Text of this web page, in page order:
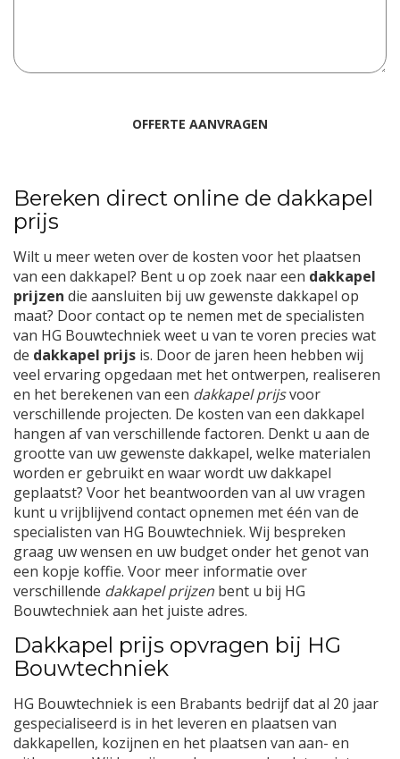
Bereken direct online de dakkapel
prijs
Wilt u meer weten over de kosten voor het plaatsen
van een dakkapel? Bent u op zoek naar een dakkapel
prijzen die aansluiten bij uw gewenste dakkapel op
maat? Door contact op te nemen met de specialisten
van HG Bouwtechniek weet u van te voren precies wat
de dakkapel prijs is. Door de jaren heen hebben wij
veel ervaring opgedaan met het ontwerpen, realiseren
en het berekenen van een dakkapel prijsvoor
verschillende projecten. De kosten van een dakkapel
hangen af van verschillende factoren. Denkt u aan de
grootte van uw gewenste dakkapel, welke materialen
worden er gebruikt en waar wordt uw dakkapel
geplaatst? Voor het beantwoorden van al uw vragen
kunt u vrijblijvend contact opnemen met één van de
specialisten van HG Bouwtechniek. Wij bespreken
graag uw wensen en uw budget onder het genot van
een kopje koffie. Voor meer informatie over
verschillende dakkapel prijzen bent u bij HG
Bouwtechniek aan het juiste adres.
Dakkapel prijs opvragen bij HG
Bouwtechniek
HG Bouwtechniek is een Brabants bedrijf dat al 20 jaar
gespecialiseerd is in het leveren en plaatsen van
dakkapellen, kozijnen en het plaatsen van aan- en